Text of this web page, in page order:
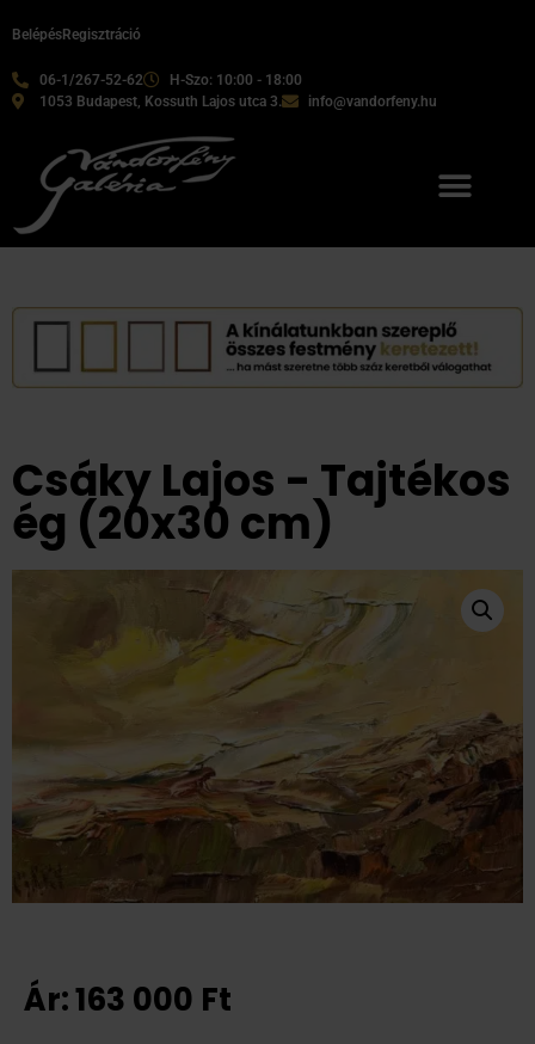
06-1/267-52-62
H-Szo: 10:00 - 18:00
1053 Budapest, Kossuth Lajos utca 3.
info@vandorfeny.hu
BelépésRegisztráció
Csáky Lajos - Tajtékos
ég (20x30 cm)
Ár:163 000 Ft